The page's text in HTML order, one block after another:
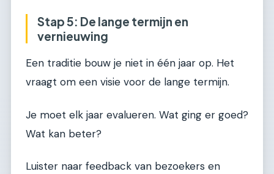
Stap 5: De lange termijn en
vernieuwing
Een traditie bouw je niet in één jaar op. Het
vraagt om een visie voor de lange termijn.
Je moet elk jaar evalueren. Wat ging er goed?
Wat kan beter?
Luister naar feedback van bezoekers en